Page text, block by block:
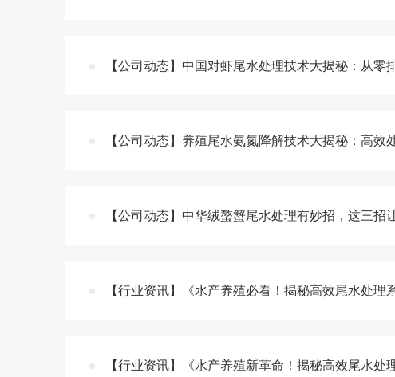
【公司动态】中国对虾尾水处理技术大揭秘：从
【公司动态】养殖尾水氨氮降解技术大揭秘：高效
【公司动态】中华绒螯蟹尾水处理有妙招，这三招
【行业资讯】《水产养殖必看！揭秘高效尾水处理
【行业资讯】《水产养殖新革命！揭秘高效尾水处